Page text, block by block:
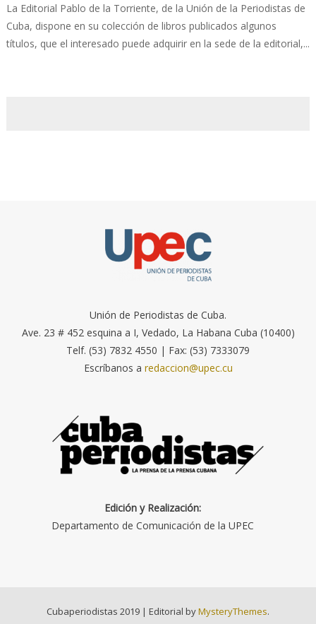
La Editorial Pablo de la Torriente, de la Unión de la Periodistas de
Cuba, dispone en su colección de libros publicados algunos
títulos, que el interesado puede adquirir en la sede de la editorial,...
Unión de Periodistas de Cuba.
Ave. 23 # 452 esquina a I, Vedado, La Habana Cuba (10400)
Telf. (53) 7832 4550 | Fax: (53) 7333079
Escríbanos a redaccion@upec.cu
Edición y Realización:
Departamento de Comunicación de la UPEC
Cubaperiodistas 2019 | Editorial byMysteryThemes.